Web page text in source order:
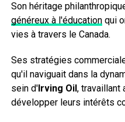
Son héritage
généreux à l'éducationqui
vies à travers le Canada.
Ses stratégies
qu'il naviguait dans la
sein d'Irving Oil, travaillant
développer leurs intérêts